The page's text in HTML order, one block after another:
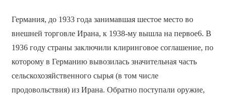
Германия, до 1933 года занимавшая шестое место во
внешней торговле Ирана, к 1938-му вышла на первое6. В
1936 году страны заключили клиринговое соглашение, по
которому в Германию вывозилась значительная часть
сельскохозяйственного сырья (в том числе
продовольствия) из Ирана. Обратно поступали оружие,